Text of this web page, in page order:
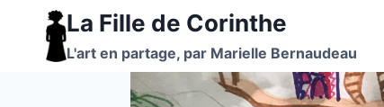
contenu
La Fille de Corinthe
L'art en partage, par Marielle Bernaudeau